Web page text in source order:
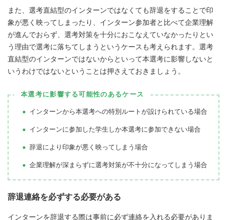
また、選考直結型のインターンではなくても辞退をすることで印
象が悪く映ってしまったり、インターン参加者と比べて企業理解
が進んでおらず、選考対策を十分におこなえていなかったりとい
う理由で選考に落ちてしまうというケースも考えられます。選考
直結型のインターンではないからといって本選考に影響しないと
いうわけではないということは押さえておきましょう。
本選考に影響する可能性のあるケース
インターンから本選考への特別ルートが設けられている場合
インターンに参加した学生しか本選考に参加できない場合
辞退により印象が悪く映ってしまう場合
企業理解が深まらずに選考対策が不十分になってしまう場合
辞退連絡を必ずする必要がある
インターンを辞退する際は事前に必ず連絡を入れる必要がありま